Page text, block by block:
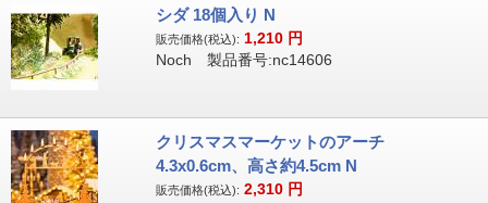
シダ 18個入り N
販売価格(税込): 1,210 円
Noch 製品番号:nc14606
クリスマスマーケットのアーチ
4.3x0.6cm、高さ約4.5cm N
販売価格(税込): 2,310 円